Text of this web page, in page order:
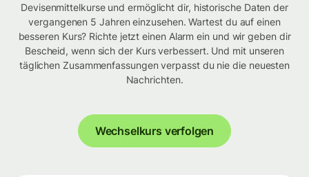
Devisenmittelkurse und ermöglicht dir, historische Daten der
vergangenen 5 Jahren einzusehen. Wartest du auf einen
besseren Kurs? Richte jetzt einen Alarm ein und wir geben dir
Bescheid, wenn sich der Kurs verbessert. Und mit unseren
täglichen Zusammenfassungen verpasst du nie die neuesten
Nachrichten.
Wechselkurs verfolgen